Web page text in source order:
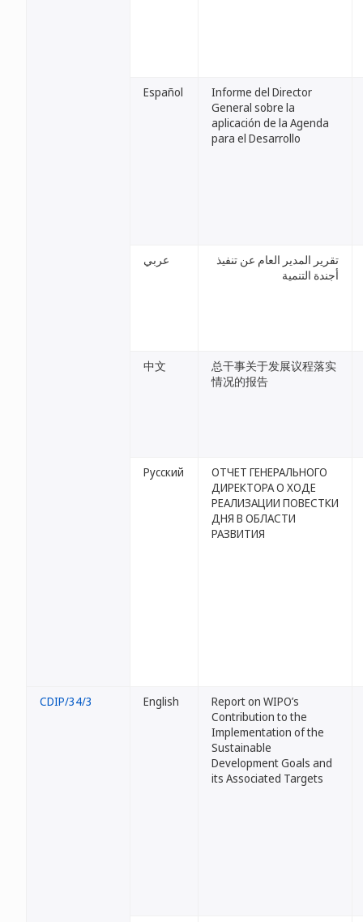
Español
Informe del Director
General sobre la
aplicación de la Agenda
para el Desarrollo
عربي
تقرير المدير العام عن تنفيذ
أجندة التنمية
中文
总干事关于发展议程落实
情况的报告
Русский
ОТЧЕТ ГЕНЕРАЛЬНОГО
ДИРЕКТОРА О ХОДЕ
РЕАЛИЗАЦИИ ПОВЕСТКИ
ДНЯ В ОБЛАСТИ
РАЗВИТИЯ
CDIP/34/3 English
Report on WIPO’s
Contribution to the
Implementation of the
Sustainable
Development Goals and
its Associated Targets